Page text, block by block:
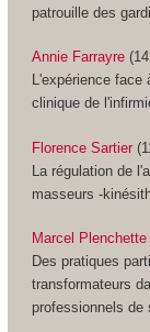
patrouille des
Annie Farrayre(14
L'expérience face
clinique de
Florence Sartier
La régulation de
masseurs -
Marcel Plenchette
Des pratiques
transformateurs
professionnels de